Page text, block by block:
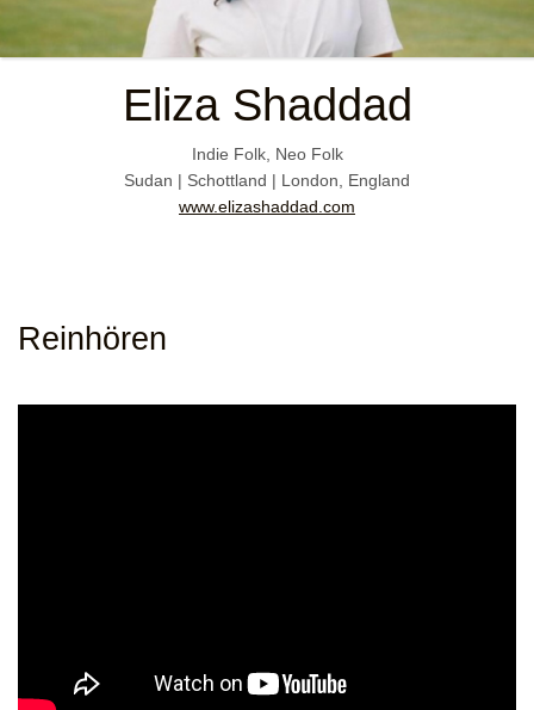
Eliza Shaddad
Indie Folk, Neo Folk
Sudan | Schottland | London, England
www.elizashaddad.com
Reinhören